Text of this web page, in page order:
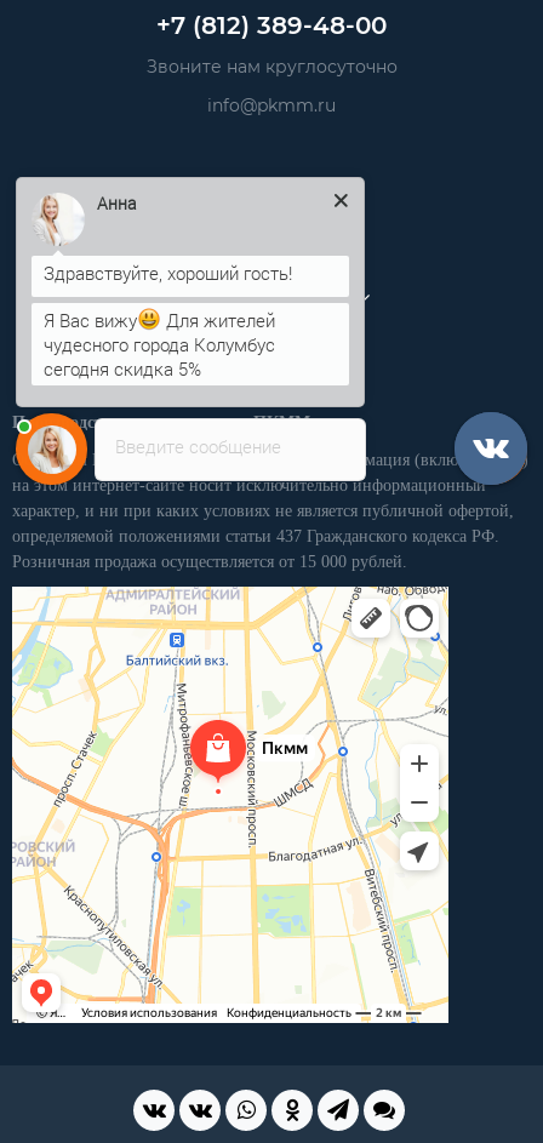
+7 (812) 389-48-00
Звоните нам круглосуточно
info@pkmm.ru
Личный кабинет
Производственная компания «ПКММ»
Обращаем Ваше внимание на то, что вся информация (включая цены)
на этом интернет-сайте носит исключительно информационный
характер, и ни при каких условиях не является публичной офертой,
определяемой положениями статьи 437 Гражданского кодекса РФ.
Розничная продажа осуществляется от 15 000 рублей.
Введите сообщение
Анна
Я Вас вижу
Для жителей
чудесного города Колумбус
сегодня скидка 5%